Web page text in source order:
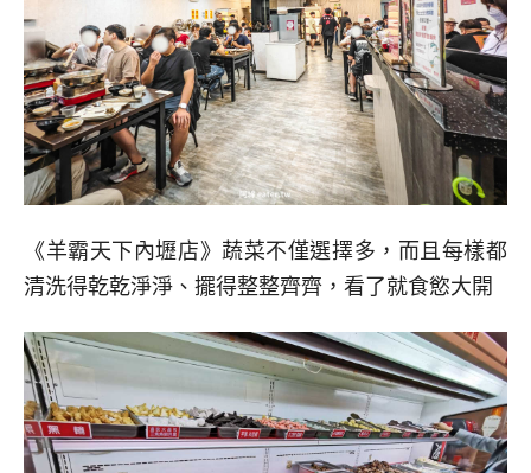
《羊霸天下內壢店》蔬菜不僅選擇多，而且每樣都
清洗得乾乾淨淨、擺得整整齊齊，看了就食慾大開